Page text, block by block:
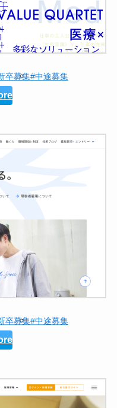
卒募集#中途募集
卒募集#中途募集